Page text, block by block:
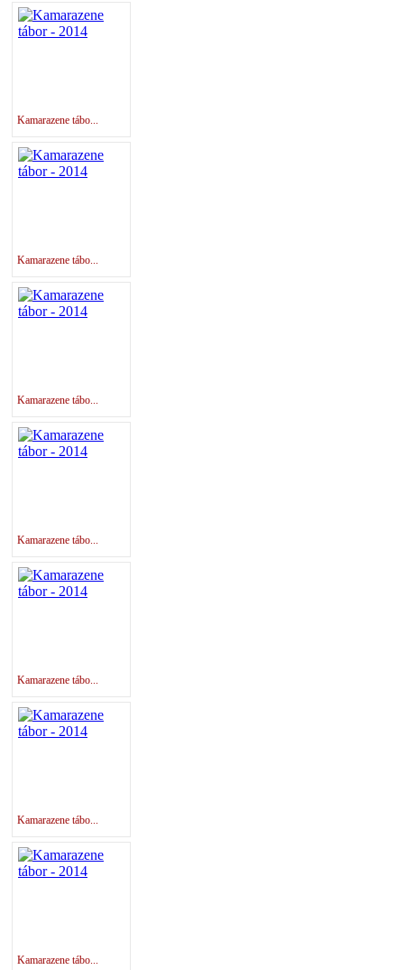
Kamarazene tábo...
Kamarazene tábo...
Kamarazene tábo...
Kamarazene tábo...
Kamarazene tábo...
Kamarazene tábo...
Kamarazene tábo...